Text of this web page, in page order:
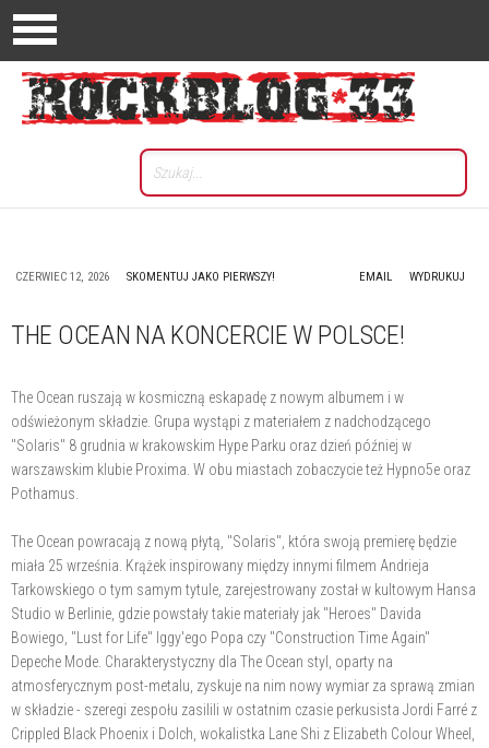
CZERWIEC 12, 2026 WYDRUKUJ
EMAIL
SKOMENTUJ JAKO PIERWSZY!
THE OCEAN NA KONCERCIE W POLSCE!
The Ocean ruszają w kosmiczną eskapadę z nowym albumem i w
odświeżonym składzie. Grupa wystąpi z materiałem z nadchodzącego
"Solaris" 8 grudnia w krakowskim Hype Parku oraz dzień później w
warszawskim klubie Proxima. W obu miastach zobaczycie też Hypno5e oraz
Pothamus.
The Ocean powracają z nową płytą, "Solaris", która swoją premierę będzie
miała 25 września. Krążek inspirowany między innymi filmem Andrieja
Tarkowskiego o tym samym tytule, zarejestrowany został w kultowym Hansa
Studio w Berlinie, gdzie powstały takie materiały jak "Heroes" Davida
Bowiego, "Lust for Life" Iggy'ego Popa czy "Construction Time Again"
Depeche Mode. Charakterystyczny dla The Ocean styl, oparty na
atmosferycznym post-metalu, zyskuje na nim nowy wymiar za sprawą zmian
w składzie - szeregi zespołu zasilili w ostatnim czasie perkusista Jordi Farré z
Crippled Black Phoenix i Dolch, wokalistka Lane Shi z Elizabeth Colour Wheel,